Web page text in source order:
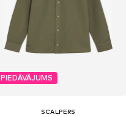
PIEDĀVĀJUMS
SCALPERS